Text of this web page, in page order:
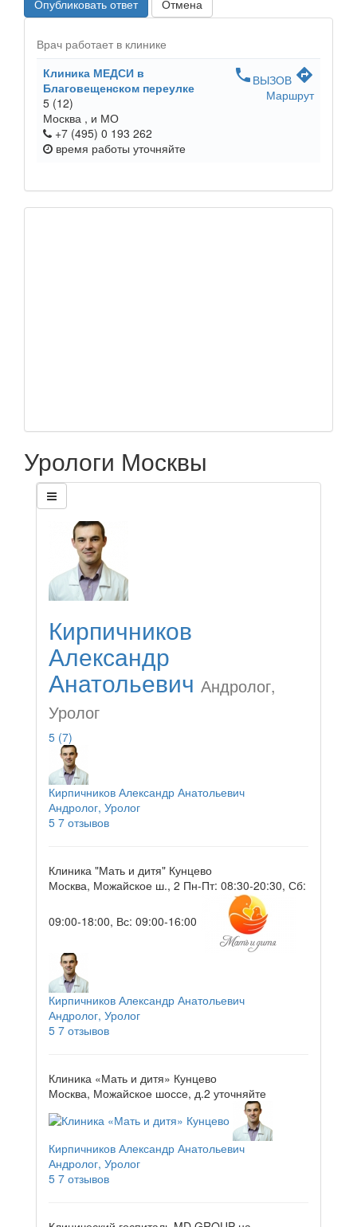
Опубликовать ответ Отмена
Врач работает в клинике
Клиника МЕДСИ в
Благовещенском переулке
5 (12)
Москва , и МО
+7 (495) 0 193 262
время работы уточняйте
phone ВЫЗОВ directions
Маршрут
Урологи Москвы
Кирпичников
Александр
Анатольевич Андролог,
Уролог
5 (7)
Кирпичников Александр Анатольевич
Андролог, Уролог
5 7 отзывов
Клиника "Мать и дитя" Кунцево
Москва, Можайское ш., 2 Пн-Пт: 08:30-20:30, Сб:
09:00-18:00, Вс: 09:00-16:00
Кирпичников Александр Анатольевич
Андролог, Уролог
5 7 отзывов
Клиника «Мать и дитя» Кунцево
Москва, Можайское шоссе, д.2 уточняйте
Кирпичников Александр Анатольевич
Андролог, Уролог
5 7 отзывов